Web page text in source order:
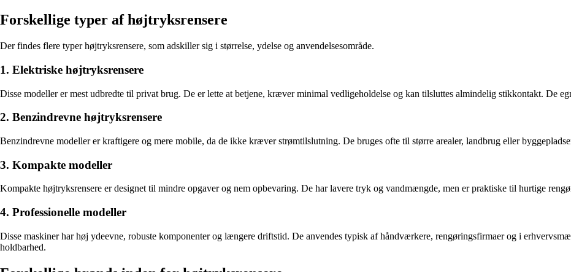
Forskellige typer af højtryksrensere
Der findes flere typer højtryksrensere, som adskiller sig i størrelse, ydelse og anvendelsesområde.
1. Elektriske højtryksrensere
Disse modeller er mest udbredte til privat brug. De er lette at betjene, kræver minimal vedligeholdelse og kan tilsluttes almindelig stikkontakt. De
2. Benzindrevne højtryksrensere
Benzindrevne modeller er kraftigere og mere mobile, da de ikke kræver strømtilslutning. De bruges ofte til større arealer, landbrug eller
3. Kompakte modeller
Kompakte højtryksrensere er designet til mindre opgaver og nem opbevaring. De har lavere tryk og vandmængde, men er praktiske til hurtige
4. Professionelle modeller
Disse maskiner har høj ydeevne, robuste komponenter og længere driftstid. De anvendes typisk af håndværkere, rengøringsfirmaer og i
holdbarhed.